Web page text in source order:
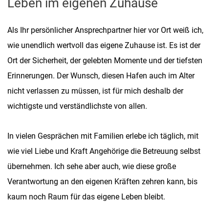
Als Ihr persönlicher Ansprechpartner hier vor Ort weiß ich,
wie unendlich wertvoll das eigene Zuhause ist. Es ist der
Ort der Sicherheit, der gelebten Momente und der tiefsten
Erinnerungen. Der Wunsch, diesen Hafen auch im Alter
nicht verlassen zu müssen, ist für mich deshalb der
wichtigste und verständlichste von allen.
In vielen Gesprächen mit Familien erlebe ich täglich, mit
wie viel Liebe und Kraft Angehörige die Betreuung selbst
übernehmen. Ich sehe aber auch, wie diese große
Verantwortung an den eigenen Kräften zehren kann, bis
kaum noch Raum für das eigene Leben bleibt.